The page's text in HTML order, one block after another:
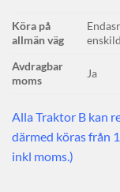
Köra på
allmän väg
Endasr
Avdragbar
moms
Ja
Alla Traktor B kan
därmed köras från
inkl moms.)